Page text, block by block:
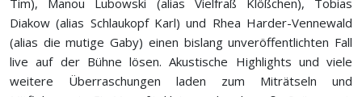
Diakow (alias Schlaukopf Karl) und Rhea Harder-Vennewald
(alias die mutige Gaby) einen bislang unveröffentlichten Fall
live auf der Bühne lösen. Akustische Highlights und viele
weitere Überraschungen laden zum Miträtseln und